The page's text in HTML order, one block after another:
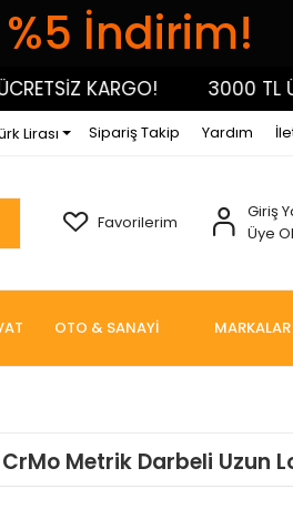
İndirim!
KARGO! 3000 TL
Lirası Sipariş Takip Yardım
Favorilerim
Giriş
Üye Ol
OTO & SANAYİ MARKALAR
Metrik Darbeli Uzun